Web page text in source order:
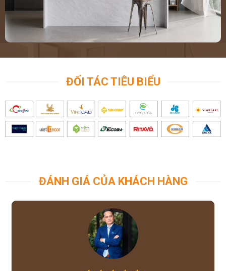
ĐỐI TÁC TIÊU BIỂU
ĐÁNH GIÁ CỦA KHÁCH HÀNG